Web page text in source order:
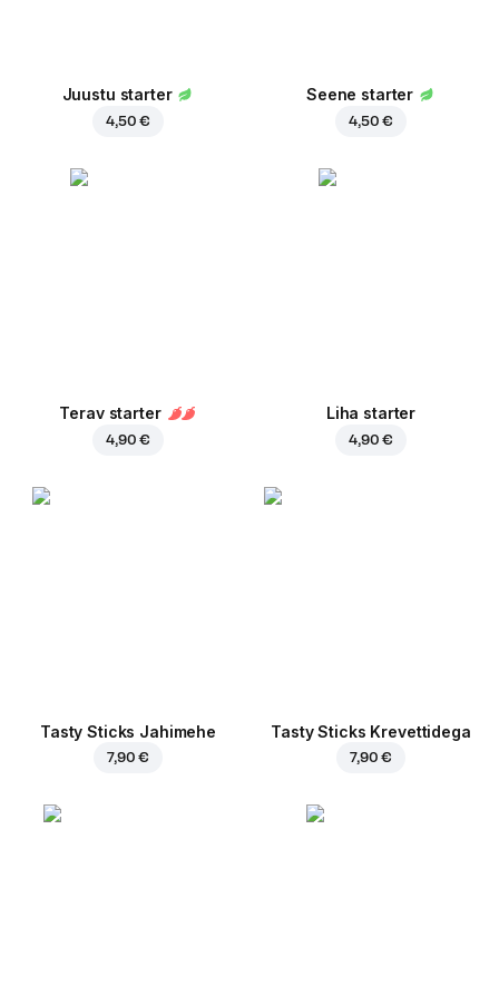
Juustu starter
4,50 €
Seene starter
4,50 €
Terav starter
4,90 €
Liha starter
4,90 €
Tasty Sticks Jahimehe
7,90 €
Tasty Sticks Krevettidega
7,90 €